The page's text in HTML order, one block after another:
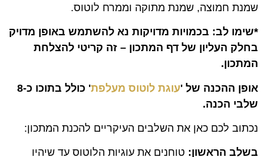
שמנת חמוצה, שמנת מתוקה וממרח לוטוס.
*שימו לב: בכמויות מדויקות נא להשתמש באופן מדויק
בחלק העליון של דף המתכון – זה קריטי להצלחת
המתכון.
אופן ההכנה של 'עוגת לוטוס מעלפת'
כולל בתוכו כ-8
שלבי הכנה.
נכתוב לכם כאן את השלבים העיקריים להכנת המתכון:
בשלב הראשון: טוחנים את עוגיות הלוטוס עד שיהיו